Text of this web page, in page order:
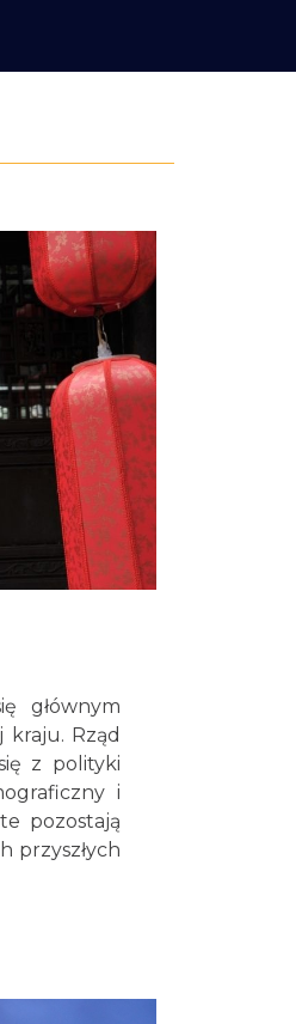
głównym
Rząd
z polityki
i
pozostają
przyszłych